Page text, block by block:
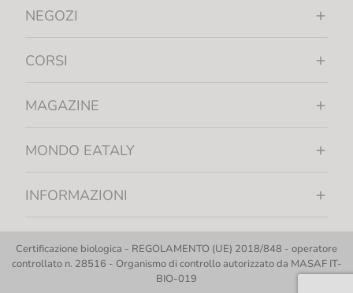
NEGOZI
CORSI
MAGAZINE
MONDO EATALY
INFORMAZIONI
Certificazione biologica - REGOLAMENTO (UE) 2018/848 - operatore
controllato n. 28516 - Organismo di controllo autorizzato da MASAF IT-
BIO-019